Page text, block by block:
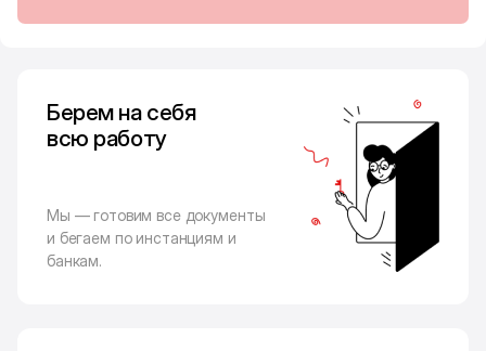
Берем на себя
всю работу
Мы — готовим все документы
и бегаем по инстанциям и
банкам.